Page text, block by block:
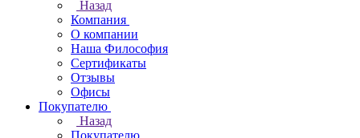
Назад
Компания
О компании
Наша Философия
Сертификаты
Отзывы
Офисы
Покупателю
Назад
Покупателю